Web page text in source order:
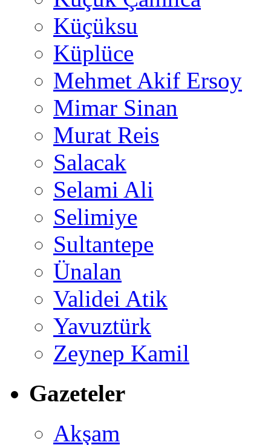
Küçüksu
Küplüce
Mehmet Akif Ersoy
Mimar Sinan
Murat Reis
Salacak
Selami Ali
Selimiye
Sultantepe
Ünalan
Validei Atik
Yavuztürk
Zeynep Kamil
Gazeteler
Akşam